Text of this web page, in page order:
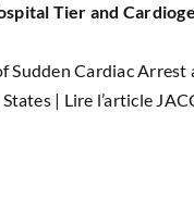
Tier and
Sudden Cardiac
| Lire l’article